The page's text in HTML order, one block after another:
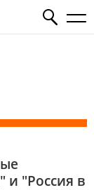
"Россия в